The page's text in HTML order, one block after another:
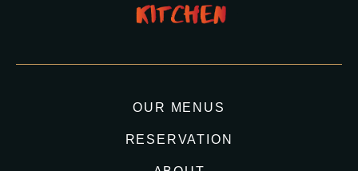
OUR MENUS
RESERVATION